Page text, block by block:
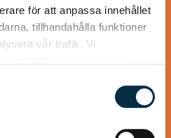
för att anpassa innehållet
tillhandahålla funktioner
vår trafik. Vi
vi samarbetar med.
informationen med annan
eller som de har
Den absolut godaste såsen till